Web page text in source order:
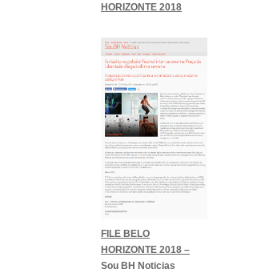
HORIZONTE 2018
FILE BELO
HORIZONTE 2018 –
Sou BH Noticias